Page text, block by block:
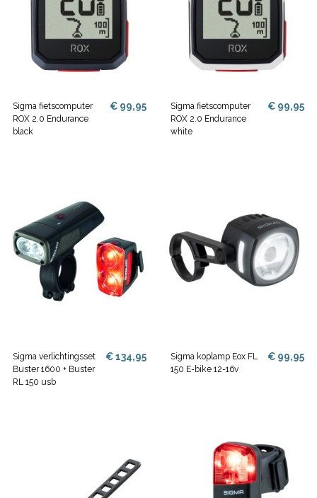
Sigma fietscomputer
ROX 2.0 Endurance
black
€ 99,95
Sigma fietscomputer
ROX 2.0 Endurance
white
€ 99,95
Sigma verlichtingsset
Buster 1600 + Buster
RL 150 usb
€ 134,95
Sigma koplamp Eox FL
150 E-bike 12-16v
€ 99,95